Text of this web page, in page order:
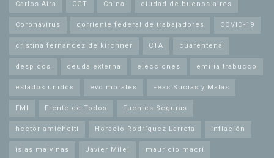
Carlos Aira CGT China ciudad de buenos aires
Coronavirus corriente federal de trabajadores COVID-19
cristina fernandez de kirchner CTA cuarentena
despidos deuda externa elecciones emilia trabucco
estados unidos evo morales Feas Sucias y Malas
FMI Frente de Todos Fuentes Seguras
hector amichetti Horacio Rodríguez Larreta inflación
islas malvinas Javier Milei mauricio macri